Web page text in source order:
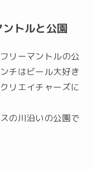
トルと公園
リーマントルの公
チはビール大好き
リエイチャーズに
の川沿いの公園で